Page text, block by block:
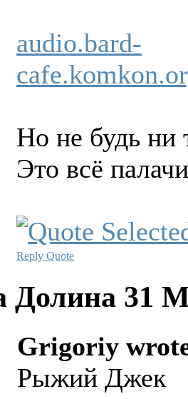
audio.bard-
Но не будь
Это всё
Reply Quote
Долина 31
Grigoriy
Рыжий Джек